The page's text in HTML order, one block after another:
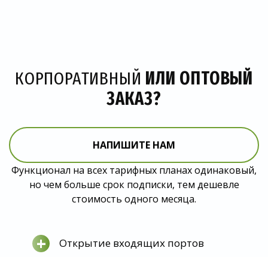
КОРПОРАТИВНЫЙ ИЛИ ОПТОВЫЙ
ЗАКАЗ?
НАПИШИТЕ НАМ
Функционал на всех тарифных планах одинаковый,
но чем больше срок подписки, тем дешевле
стоимость одного месяца.
+ Открытие входящих портов